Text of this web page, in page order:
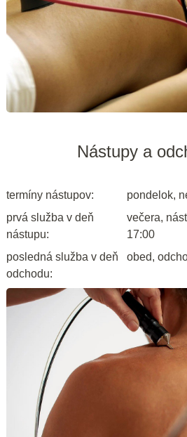
Nástupy a
termíny nástupov:
pondelok,
prvá služba v deň
nástupu:
večera,
17:00
posledná služba v deň
odchodu:
obed,